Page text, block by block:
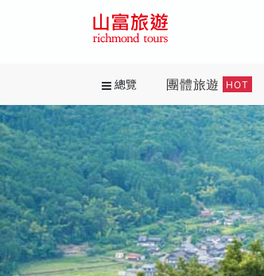
總覽 團體旅遊 HOT